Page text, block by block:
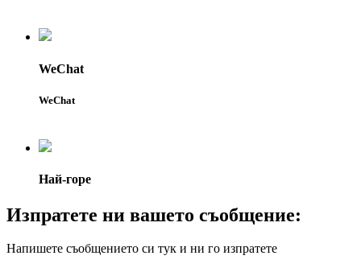
WeChat
WeChat
Най-горе
Изпратете ни вашето съобщение:
Напишете съобщението си тук и ни го изпратете